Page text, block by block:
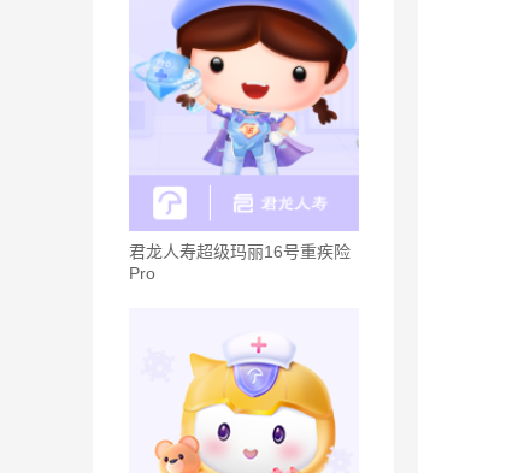
君龙人寿超级玛丽16号重疾险
Pro